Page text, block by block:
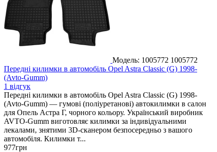
Модель: 1005772 1005772
Передні килимки в автомобіль Opel Astra Classic (G) 1998-
(Avto-Gumm)
1 відгук
Передні килимки в автомобіль Opel Astra Classic (G) 1998-
(Avto-Gumm) — гумові (поліуретанові) автокилимки в салон
для Опель Астра Г, чорного кольору. Український виробник
AVTO-Gumm виготовляє килимки за індивідуальними
лекалами, знятими 3D-сканером безпосередньо з вашого
автомобіля. Килимки т...
977грн